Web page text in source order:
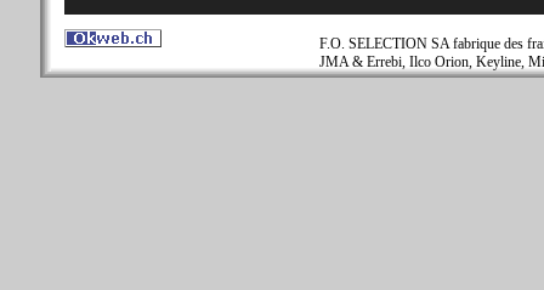
F.O. SELECTION SA fabrique des
JMA & Errebi, Ilco Orion, Keyline,